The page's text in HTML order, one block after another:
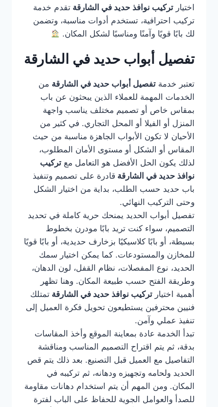
اختيار تركيب نوافذ حديد في الشارقة تقدم خدمة
تركيب احترافية، تستخدم أدوات مناسبة، وتضمن
لك بابًا قويًا وآمنًا ومناسبًا لشكل المكان.
تفصيل أبواب حديد في الشارقة
تعتبر خدمة تفصيل أبواب حديد في الشارقة من
الخدمات المهمة للعملاء الذين يبحثون عن باب
بمقاس خاص أو تصميم مختلف يناسب واجهة
المنزل أو الفيلا أو المحل التجاري. في كثير من
الأحيان لا تكون الأبواب الجاهزة مناسبة من حيث
المقاس أو الشكل أو مستوى الأمان المطلوب،
لذلك يكون الحل الأفضل هو التعامل مع تركيب
نوافذ حديد في الشارقة قادرة على تصميم وتنفيذ
باب حديد حسب الطلب، بداية من اختيار الشكل
وحتى التركيب النهائي.
تفصيل أبواب الحديد يمنحك حرية كاملة في تحديد
التصميم، سواء كنت تريد بابًا مودرن بخطوط
بسيطة، أو بابًا كلاسيكيًا بزخارف حديدية، أو بابًا قويًا
للمخازن والمستودعات. كما يمكن اختيار سمك
الحديد، نوع المفصلات، نظام القفل، لون الدهان،
وطريقة الفتح حسب طبيعة المكان. وهنا تظهر
أهمية اختيار تركيب نوافذ حديد في الشارقة تمتلك
فنيين محترفين يستطيعون تحويل فكرة العميل إلى
تنفيذ عملي وآمن.
تبدأ الخدمة عادة بمعاينة الموقع وأخذ المقاسات
بدقة، ثم يتم اقتراح التصميم المناسب ومناقشة
التفاصيل مع العميل قبل التصنيع. بعد ذلك يتم قص
الحديد ولحامه وتجهيزه ودهانه، ثم تركيبه في
المكان. ومن المهم أن يتم استخدام دهانات مقاومة
للصدأ والعوامل الجوية للحفاظ على الباب لفترة